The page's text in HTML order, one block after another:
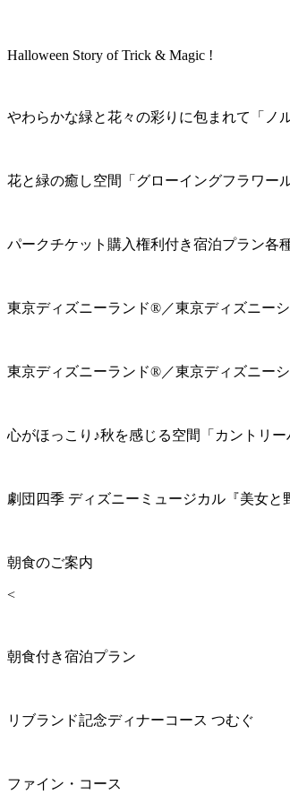
Halloween Story of Trick & Magic !
やわらかな緑と花々の彩りに包まれて「ノ
花と緑の癒し空間「グローイングフラワー
パークチケット購入権利付き宿泊プラン各
東京ディズニーランド®／東京ディズニー
東京ディズニーランド®／東京ディズニー
心がほっこり♪秋を感じる空間「カントリー
劇団四季 ディズニーミュージカル『美女
朝食のご案内
<
朝食付き宿泊プラン
リブランド記念ディナーコース つむぐ
ファイン・コース